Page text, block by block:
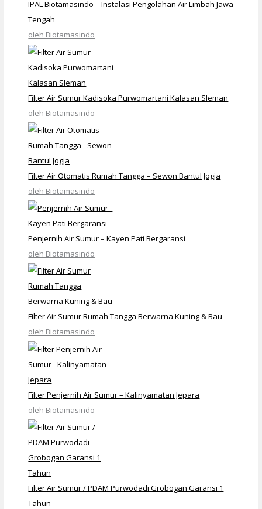
IPAL Biotamasindo – Instalasi Pengolahan Air Limbah Jawa
Tengah
oleh Biotamasindo
Filter Air Sumur Kadisoka Purwomartani Kalasan Sleman
oleh Biotamasindo
Filter Air Otomatis Rumah Tangga – Sewon Bantul Jogja
oleh Biotamasindo
Penjernih Air Sumur – Kayen Pati Bergaransi
oleh Biotamasindo
Filter Air Sumur Rumah Tangga Berwarna Kuning & Bau
oleh Biotamasindo
Filter Penjernih Air Sumur – Kalinyamatan Jepara
oleh Biotamasindo
Filter Air Sumur / PDAM Purwodadi Grobogan Garansi 1
Tahun